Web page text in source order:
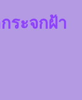
ระจกฝ้า